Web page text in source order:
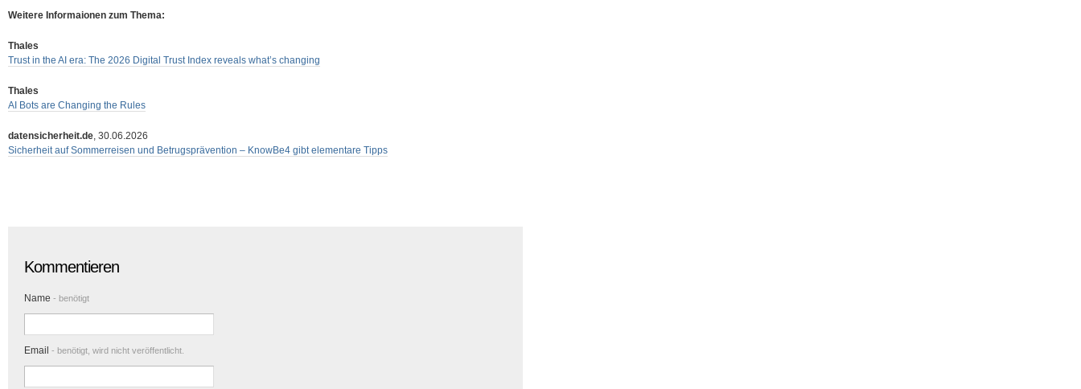
Weitere Informaionen zum Thema:
Thales
Trust in the AI era: The 2026 Digital Trust Index reveals what’s changing
Thales
AI Bots are Changing the Rules
datensicherheit.de, 30.06.2026
Sicherheit auf Sommerreisen und Betrugsprävention – KnowBe4 gibt elementare Tipps
Kommentieren
Name - benötigt
Email - benötigt, wird nicht veröffentlicht.